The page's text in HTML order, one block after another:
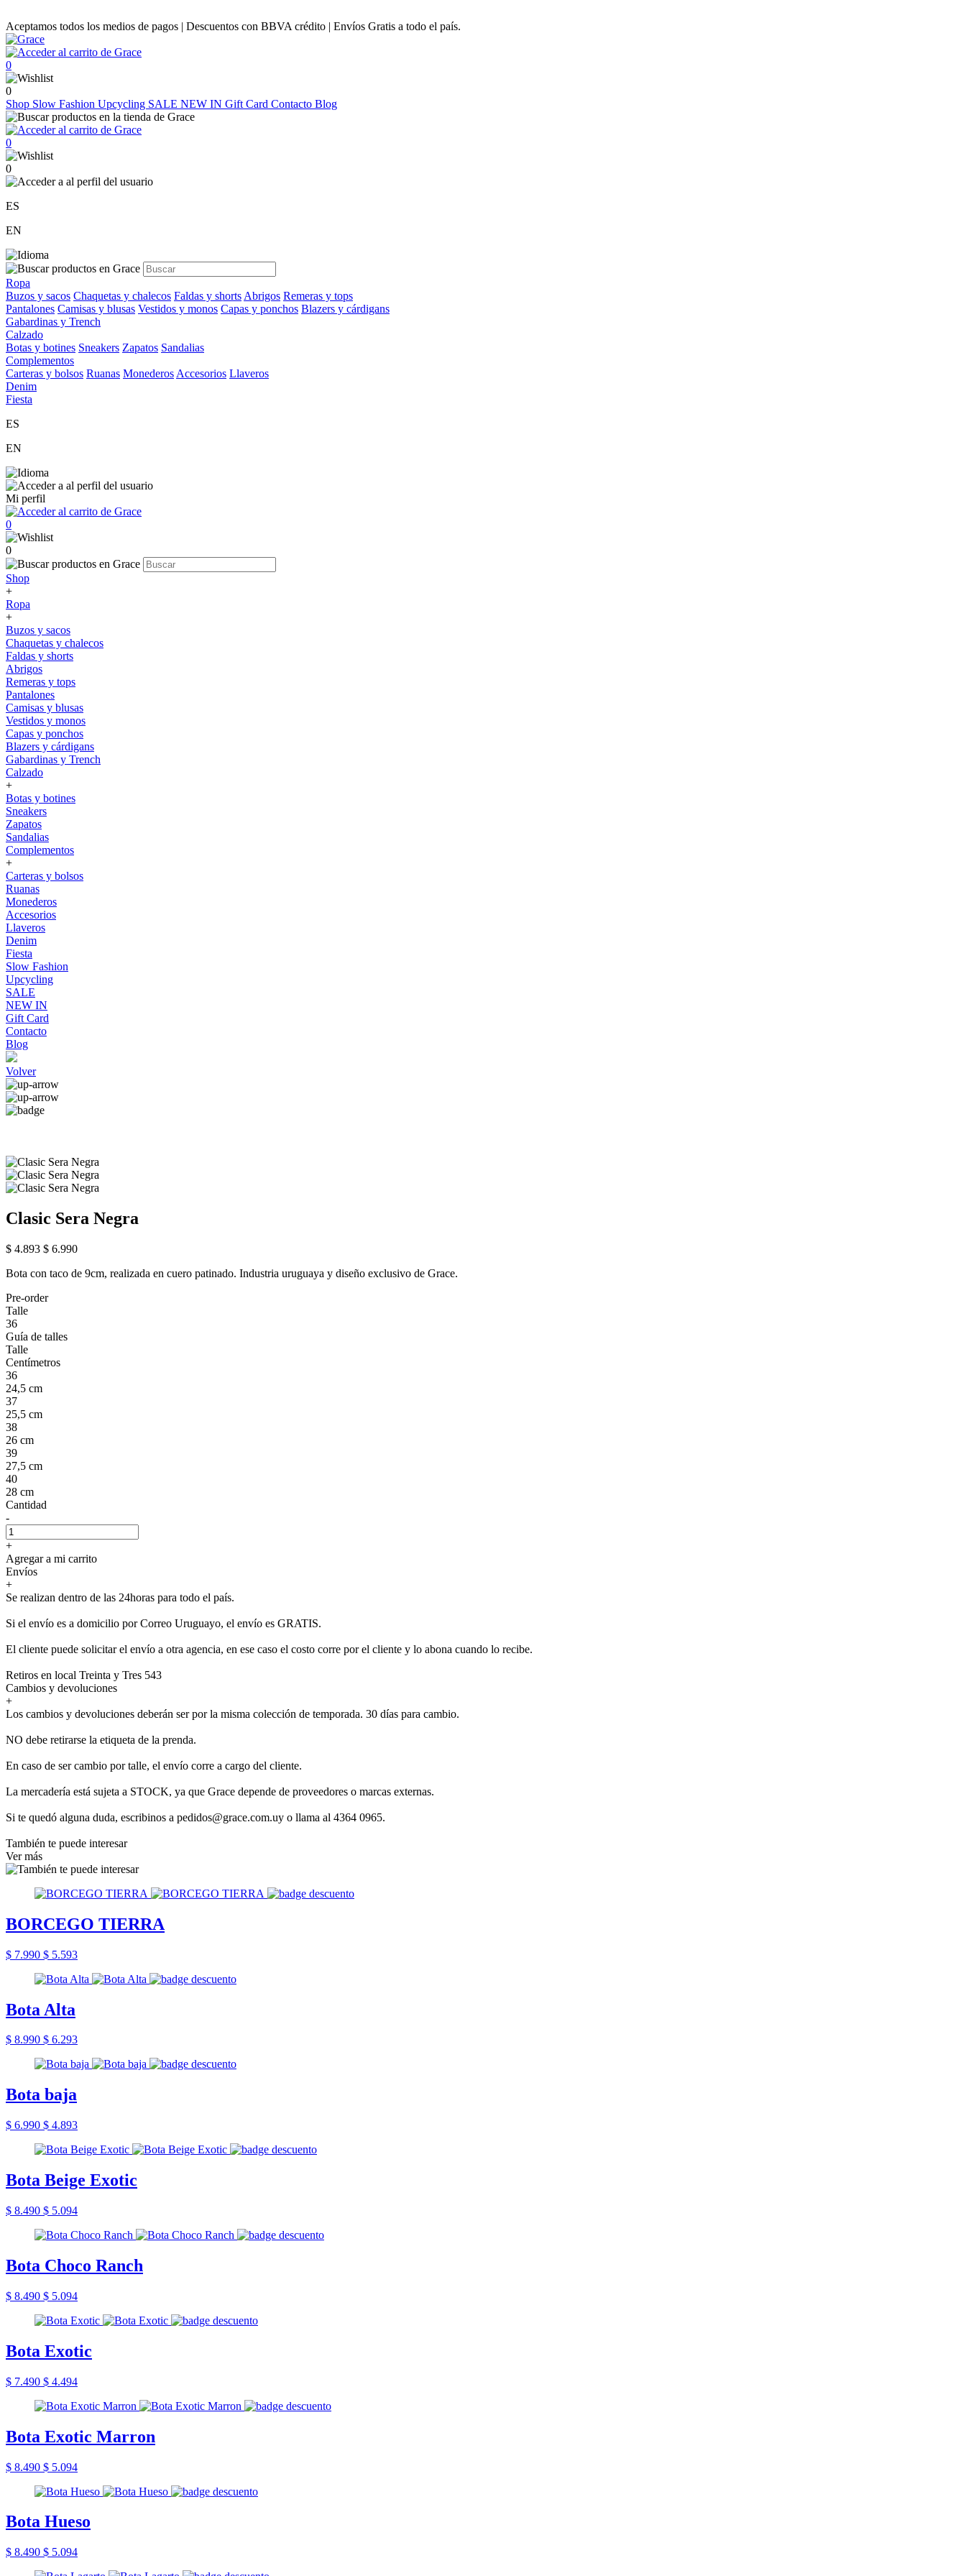
Aceptamos todos los medios de pagos | Descuentos con BBVA crédito | Envíos Gratis a todo el país.
0
0
Shop Slow Fashion Upcycling SALE NEW IN Gift Card Contacto Blog
0
0
ES
EN
Ropa
Buzos y sacos Chaquetas y chalecos Faldas y shorts Abrigos Remeras y tops
Pantalones Camisas y blusas Vestidos y monos Capas y ponchos Blazers y cárdigans
Gabardinas y Trench
Calzado
Botas y botines Sneakers Zapatos Sandalias
Complementos
Carteras y bolsos Ruanas Monederos Accesorios Llaveros
Denim
Fiesta
ES
EN
Mi perfil
0
0
Shop
+
Ropa
+
Buzos y sacos
Chaquetas y chalecos
Faldas y shorts
Abrigos
Remeras y tops
Pantalones
Camisas y blusas
Vestidos y monos
Capas y ponchos
Blazers y cárdigans
Gabardinas y Trench
Calzado
+
Botas y botines
Sneakers
Zapatos
Sandalias
Complementos
+
Carteras y bolsos
Ruanas
Monederos
Accesorios
Llaveros
Denim
Fiesta
Slow Fashion
Upcycling
SALE
NEW IN
Gift Card
Contacto
Blog
Volver
Clasic Sera Negra
$ 4.893 $ 6.990
Bota con taco de 9cm, realizada en cuero patinado. Industria uruguaya y diseño exclusivo de Grace.
Pre-order
Talle
36
Guía de talles
Talle
Centímetros
36
24,5 cm
37
25,5 cm
38
26 cm
39
27,5 cm
40
28 cm
Cantidad
-
+
Agregar a mi carrito
Envíos
+
Se realizan dentro de las 24horas para todo el país.
Si el envío es a domicilio por Correo Uruguayo, el envío es GRATIS.
El cliente puede solicitar el envío a otra agencia, en ese caso el costo corre por el cliente y lo abona cuando lo recibe.
Retiros en local Treinta y Tres 543
Cambios y devoluciones
+
Los cambios y devoluciones deberán ser por la misma colección de temporada. 30 días para cambio.
NO debe retirarse la etiqueta de la prenda.
En caso de ser cambio por talle, el envío corre a cargo del cliente.
La mercadería está sujeta a STOCK, ya que Grace depende de proveedores o marcas externas.
Si te quedó alguna duda, escribinos a pedidos@grace.com.uy o llama al 4364 0965.
También te puede interesar
Ver más
BORCEGO TIERRA
$ 7.990 $ 5.593
Bota Alta
$ 8.990 $ 6.293
Bota baja
$ 6.990 $ 4.893
Bota Beige Exotic
$ 8.490 $ 5.094
Bota Choco Ranch
$ 8.490 $ 5.094
Bota Exotic
$ 7.490 $ 4.494
Bota Exotic Marron
$ 8.490 $ 5.094
Bota Hueso
$ 8.490 $ 5.094